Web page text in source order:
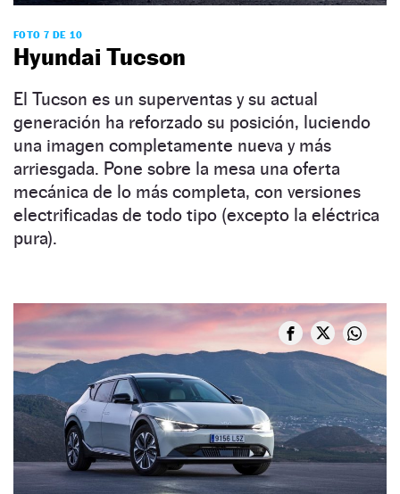
FOTO 7 DE 10
Hyundai Tucson
El Tucson es un superventas y su actual
generación ha reforzado su posición, luciendo
una imagen completamente nueva y más
arriesgada. Pone sobre la mesa una oferta
mecánica de lo más completa, con versiones
electrificadas de todo tipo (excepto la eléctrica
pura).